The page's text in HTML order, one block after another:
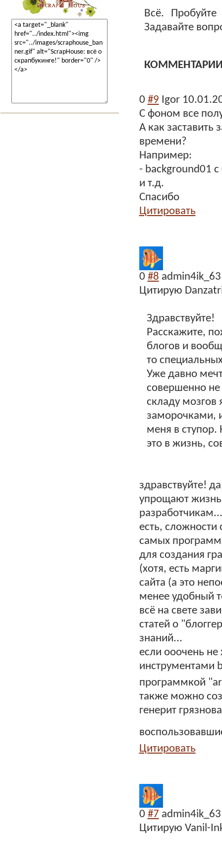
Всё.
Задавайте
0 #9 Igor
С фоном все
А как заставить
времени?
Например:
- background01
и т.д.
Спасибо
Цитировать
0 #8 admin4ik_63
Цитирую
Здравствуйте!
Расскажите,
блогов и
то
Уже давно
совершенно не
складу
заморочками,
меня в ступор.
это в жизнь,
здравствуйте!
упрощают
есть, сложности
самых
для создания
(хотя, есть
сайта (а это
менее удобный
всё на свете
статей о
знаний...
если ооочень не
инструментами
программкой
также можно
генерит
Цитировать
0 #7 admin4ik_63
Цитирую Vanil-